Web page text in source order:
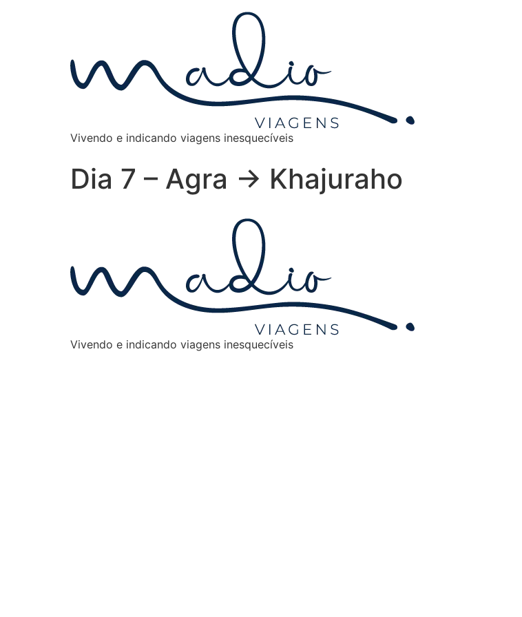
Vivendo e indicando viagens inesquecíveis
Dia 7 – Agra → Khajuraho
Vivendo e indicando viagens inesquecíveis